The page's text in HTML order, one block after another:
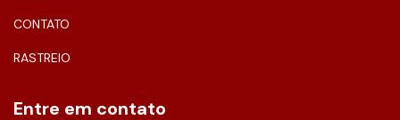
CONTATO
RASTREIO
Entre em contato